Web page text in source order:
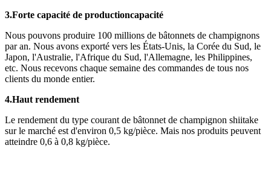
3.Forte capacité de productioncapacité
Nous pouvons produire 100 millions de bâtonnets de champignons
par an. Nous avons exporté vers les États-Unis, la Corée du Sud, le
Japon, l'Australie, l'Afrique du Sud, l'Allemagne, les Philippines,
etc. Nous recevons chaque semaine des commandes de tous nos
clients du monde entier.
4.Haut rendement
Le rendement du type courant de bâtonnet de champignon shiitake
sur le marché est d'environ 0,5 kg/pièce. Mais nos produits peuvent
atteindre 0,6 à 0,8 kg/pièce.